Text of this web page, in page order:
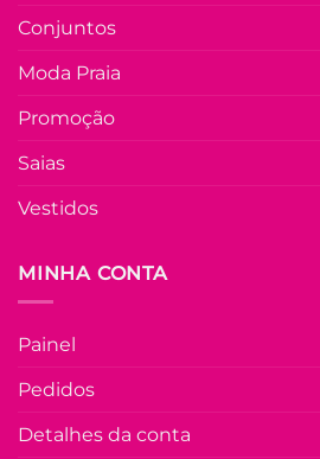
Conjuntos
Moda Praia
Promoção
Saias
Vestidos
MINHA CONTA
Painel
Pedidos
Detalhes da conta